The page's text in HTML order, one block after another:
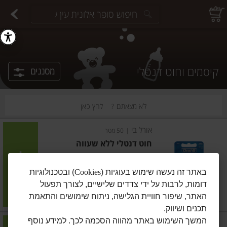
קיסמים וחוט דנטלי מסננים
לא מצאתם ? לחץ כאן
אורל בי 50 מטר
חוט דנטלי ללא שעווה
מחיר מחירון ₪16.90
₪0.34 ל-1 מטר
הוסיפו
אורל בי | 50 מטר
באתר זה נעשה שימוש בעוגיות (Cookies) ובטכנולוגיות
דומות, לרבות על ידי צדדים שלישיים, לצורך תפעול
האתר, שיפור חוויית הגלישה, ניתוח שימושים והתאמת
תכנים ושיווק.
המשך השימוש באתר מהווה הסכמה לכך. למידע נוסף